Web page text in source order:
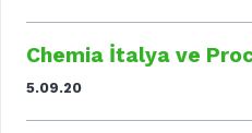
Chemia İtalya ve
5.09.20